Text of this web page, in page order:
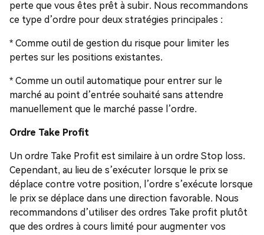
perte que vous êtes prêt à subir. Nous recommandons
ce type d’ordre pour deux stratégies principales :
* Comme outil de gestion du risque pour limiter les
pertes sur les positions existantes.
* Comme un outil automatique pour entrer sur le
marché au point d’entrée souhaité sans attendre
manuellement que le marché passe l’ordre.
Ordre Take Profit
Un ordre Take Profit est similaire à un ordre Stop loss.
Cependant, au lieu de s’exécuter lorsque le prix se
déplace contre votre position, l’ordre s’exécute lorsque
le prix se déplace dans une direction favorable. Nous
recommandons d’utiliser des ordres Take profit plutôt
que des ordres à cours limité pour augmenter vos